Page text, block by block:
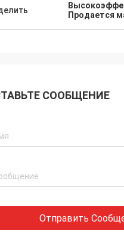
was excellent
so easy to contact and
responded extremely quickly.
Продается
СООБЩЕНИЕ
Отправить